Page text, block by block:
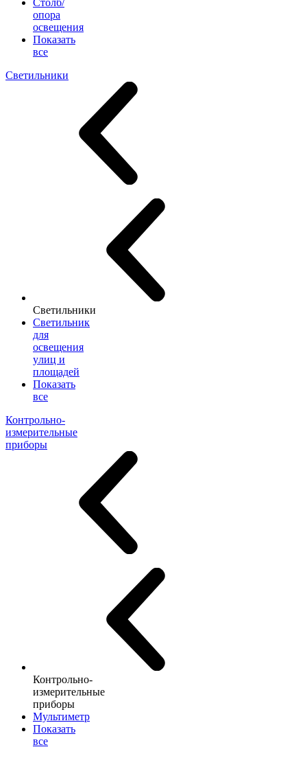
Столб/
опора
освещения
Показать
все
Светильники
Светильники
Светильник
для
освещения
улиц и
площадей
Показать
все
Контрольно-
измерительные
приборы
Контрольно-
измерительные
приборы
Мультиметр
Показать
все